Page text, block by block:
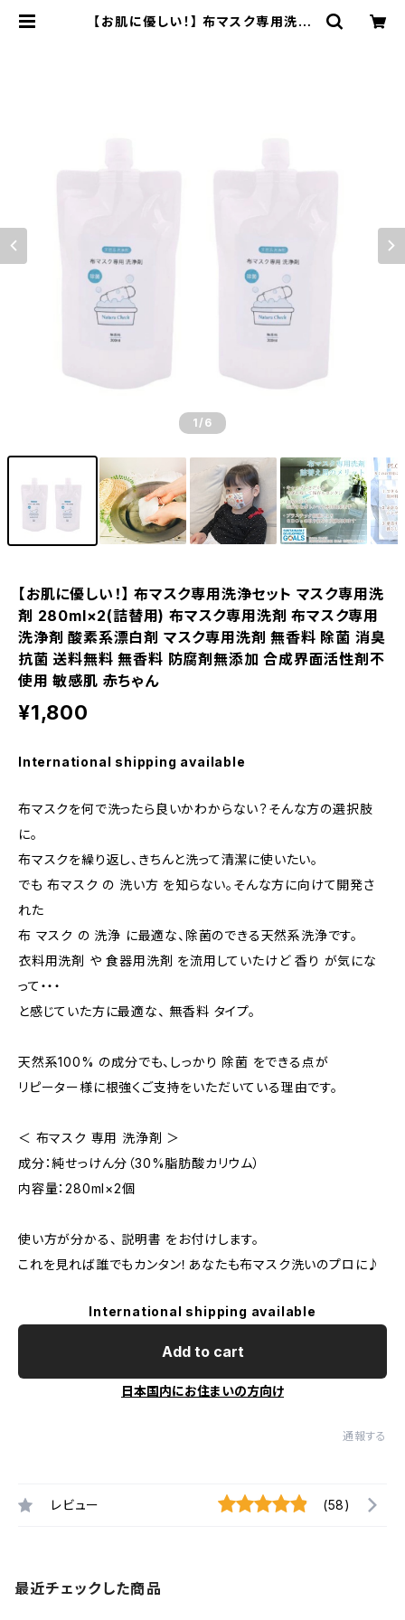
【お肌に優しい！】 布マスク専用洗浄
1 /6
【お肌に優しい！】 布マスク専用洗浄セット マスク専用洗
剤 280ml×2(詰替用) 布マスク専用洗剤 布マスク専用
洗浄剤 酸素系漂白剤 マスク専用洗剤 無香料 除菌 消臭
抗菌 送料無料 無香料 防腐剤無添加 合成界面活性剤不
使用 敏感肌 赤ちゃん
¥1,800
International shipping available
布マスクを何で洗ったら良いかわからない？そんな方の選択肢
に。
布マスクを繰り返し、きちんと洗って清潔に使いたい。
でも 布マスク の 洗い方 を知らない。そんな方に向けて開発さ
れた
布 マスク の 洗浄 に最適な、除菌のできる天然系洗浄です。
衣料用洗剤 や 食器用洗剤 を流用していたけど 香り が気にな
って・・・
と感じていた方に最適な、 無香料 タイプ。
天然系100% の成分でも、しっかり 除菌 をできる点が
リピーター様に根強くご支持をいただいている理由です。
＜ 布マスク 専用 洗浄剤 ＞
成分：純せっけん分（30%脂肪酸カリウム）
内容量：280ml×2個
使い方が分かる、 説明書 をお付けします。
これを見れば誰でもカンタン！あなたも布マスク洗いのプロに♪
International shipping available
Add to cart
日本国内にお住まいの方向け
通報する
レビュー (58)
最近チェックした商品